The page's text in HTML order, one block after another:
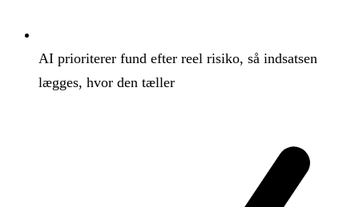
AI prioriterer fund efter reel risiko, så indsatsen
lægges, hvor den tæller